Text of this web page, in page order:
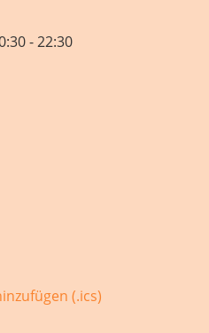
- 22:30
(.ics)